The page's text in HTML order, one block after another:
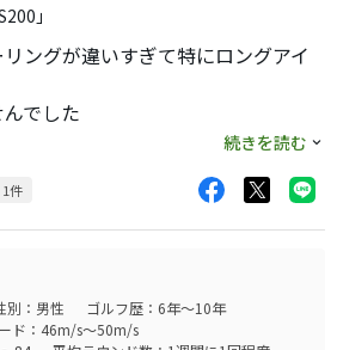
」
ングが違いすぎて特にロングアイ
でした
管理はなされていますが
いる番手もあり
の品質である
感じました
続きを読む
1件
別：男性
ゴルフ歴：6年～10年
ド：46m/s～50m/s